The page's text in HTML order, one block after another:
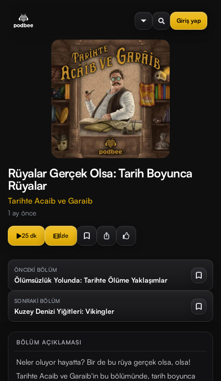
Giriş yap
menu
Rüyalar Gerçek Olsa: Tarih Boyunca
Rüyalar
Tarihte Acaib ve Garaib
1 ay önce
25 dk İzle
ÖNCEKİ BÖLÜM
Ölümsüzlük Yolunda: Tarihte Ölüme Yaklaşımlar
SONRAKİ BÖLÜM
Kuzey Denizi Yiğitleri: Vikingler
BÖLÜM AÇIKLAMASI
Neler oluyor hayatta? Bir de bu rüya gerçek olsa, olsa!
Tarihte Acaib ve Garaib'in bu bölümünde, tarih boyunca